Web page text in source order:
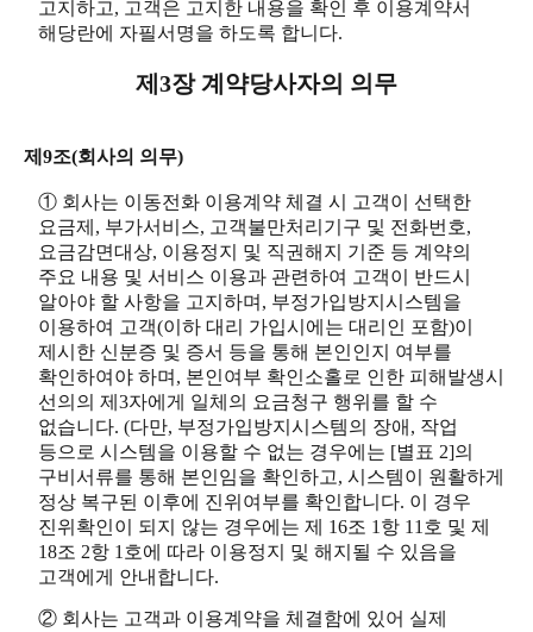
고지하고, 고객은 고지한 내용을 확인 후 이용계약서
해당란에 자필서명을 하도록 합니다.
제3장 계약당사자의 의무
제9조(회사의 의무)
① 회사는 이동전화 이용계약 체결 시 고객이 선택한
요금제, 부가서비스, 고객불만처리기구 및 전화번호,
요금감면대상, 이용정지 및 직권해지 기준 등 계약의
주요 내용 및 서비스 이용과 관련하여 고객이 반드시
알아야 할 사항을 고지하며, 부정가입방지시스템을
이용하여 고객(이하 대리 가입시에는 대리인 포함)이
제시한 신분증 및 증서 등을 통해 본인인지 여부를
확인하여야 하며, 본인여부 확인소홀로 인한 피해발생시
선의의 제3자에게 일체의 요금청구 행위를 할 수
없습니다. (다만, 부정가입방지시스템의 장애, 작업
등으로 시스템을 이용할 수 없는 경우에는 [별표 2]의
구비서류를 통해 본인임을 확인하고, 시스템이 원활하게
정상 복구된 이후에 진위여부를 확인합니다. 이 경우
진위확인이 되지 않는 경우에는 제 16조 1항 11호 및 제
18조 2항 1호에 따라 이용정지 및 해지될 수 있음을
고객에게 안내합니다.
② 회사는 고객과 이용계약을 체결함에 있어 실제